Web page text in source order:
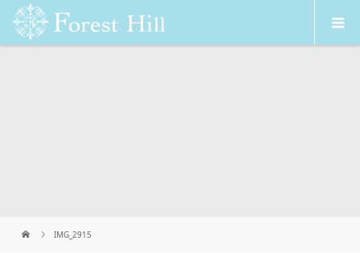
IMG_2915